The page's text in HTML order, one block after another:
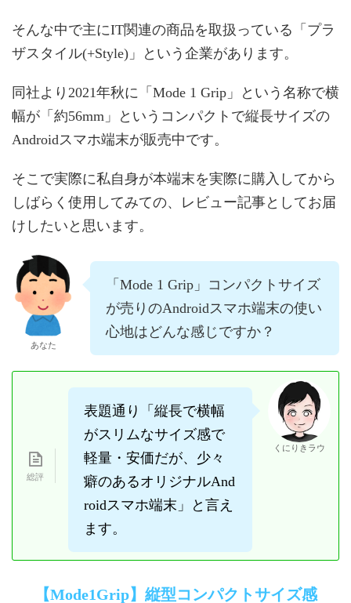
そんな中で主にIT関連の商品を取扱っている「プラ
ザスタイル(+Style)」という企業があります。
同社より2021年秋に「Mode 1 Grip」という名称で横
幅が「約56mm」というコンパクトで縦長サイズの
Androidスマホ端末が販売中です。
そこで実際に私自身が本端末を実際に購入してから
しばらく使用してみての、レビュー記事としてお届
けしたいと思います。
あなた
「Mode 1 Grip」コンパクトサイズ
が売りのAndroidスマホ端末の使い
心地はどんな感じですか？
表題通り「縦長で横幅
がスリムなサイズ感で
軽量・安価だが、少々
癖のあるオリジナルAnd
roidスマホ端末」と言え
ます。
くにりきラウ
【Mode1Grip】縦型コンパクトサイズ感